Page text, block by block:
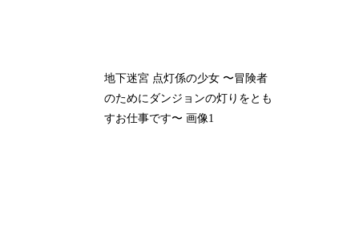
地下迷宮 点灯係の少女 〜冒険者
のためにダンジョンの灯りをとも
すお仕事です〜 画像1